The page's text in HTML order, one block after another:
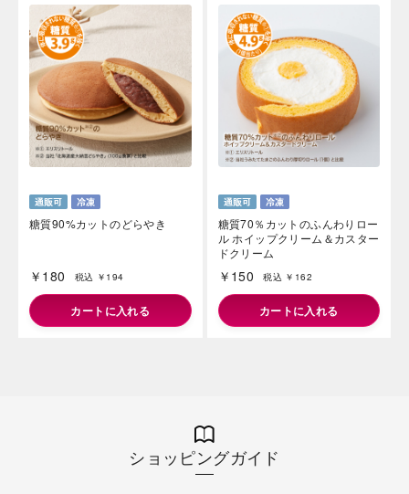
糖質90%カットのどらやき
￥180 税込 ￥194
カートに入れる
糖質70％カットのふんわりロー
ル ホイップクリーム＆カスター
ドクリーム
￥150 税込 ￥162
カートに入れる
ショッピングガイド